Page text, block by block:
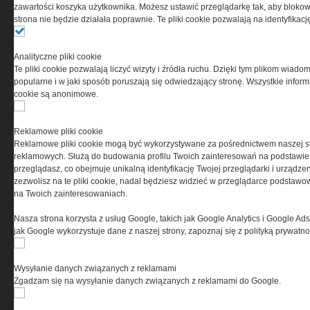
(zwana dalej Grupa MEDIUM) w postaci Regulaminu.
Ta witryna wykorzystuje pliki cookies do przechowywania
informacji na Twoim komputerze. Pliki cookies stosujemy
w celu świadczenia usług na najwyższym poziomie,
w tym w sposób dostosowany do indywidualnych potrzeb.
cookies oznacza, że będą one zamieszczane w Twoim
urządzeniu końcowym. W każdym momencie możesz
dokonać zmiany ustawień przeglądarki dotyczących
serwisu prosimy o zapoznanie się z naszą
prywatności
oraz informacją o cookies
zawartości koszyka użytkownika. Możesz ustawić przeglądarkę tak, aby
strona nie będzie działała poprawnie. Te pliki cookie pozwalają na
Analityczne pliki cookie
Te pliki cookie pozwalają liczyć wizyty i źródła ruchu. Dzięki tym plikom
popularne i w jaki sposób poruszają się odwiedzający stronę. Wszystkie
cookie są anonimowe.
Reklamowe pliki cookie
Reklamowe pliki cookie mogą być wykorzystywane za pośrednictwem naszej
reklamowych. Służą do budowania profilu Twoich zainteresowań na
przeglądasz, co obejmuje unikalną identyfikację Twojej przeglądarki i
zezwolisz na te pliki cookie, nadal będziesz widzieć w przeglądarce
na Twoich zainteresowaniach.
Nasza strona korzysta z usług Google, takich jak Google Analytics i Google
jak Google wykorzystuje dane z naszej strony, zapoznaj się z polityką
Wysyłanie danych związanych z reklamami
Zgadzam się na wysyłanie danych związanych z reklamami do Google.